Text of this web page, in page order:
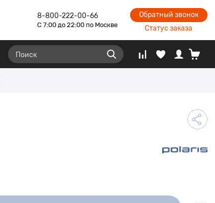
8-800-222-00-66
С 7:00 до 22:00 по Москве
Обратный звонок
Статус заказа